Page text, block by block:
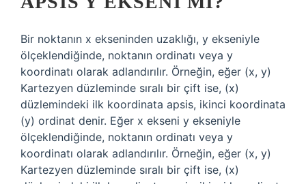
Bir noktanın x ekseninden uzaklığı, y ekseniyle
ölçeklendiğinde, noktanın ordinatı veya y
koordinatı olarak adlandırılır. Örneğin, eğer (x, y)
Kartezyen düzleminde sıralı bir çift ise, (x)
düzlemindeki ilk koordinata apsis, ikinci koordinata
(y) ordinat denir. Eğer x ekseni y ekseniyle
ölçeklendiğinde, noktanın ordinatı veya y
koordinatı olarak adlandırılır. Örneğin, eğer (x, y)
Kartezyen düzleminde sıralı bir çift ise, (x)